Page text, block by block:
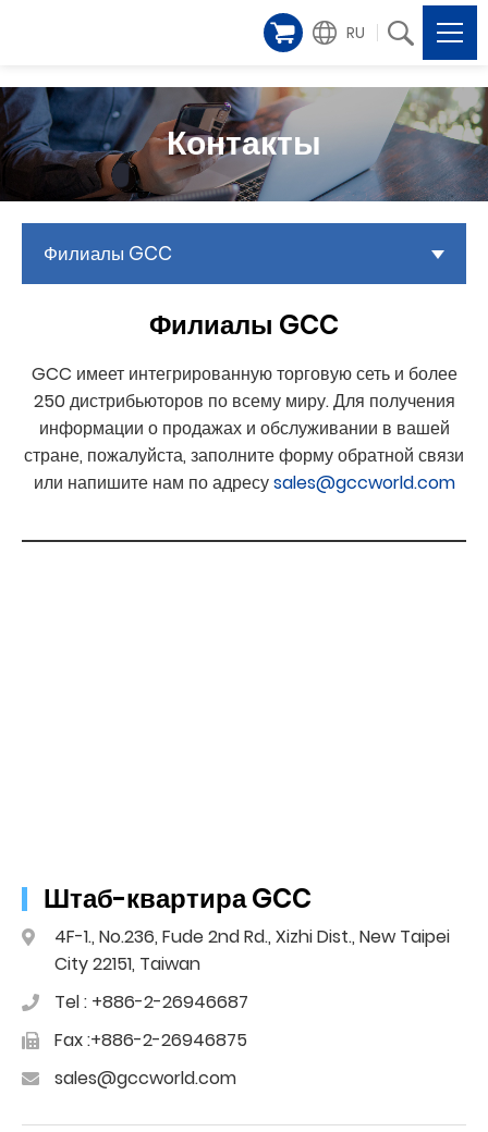
RU
Контакты
Филиалы GCC
Филиалы GCC
GCC имеет интегрированную торговую сеть и более
250 дистрибьюторов по всему миру. Для получения
информации о продажах и обслуживании в вашей
стране, пожалуйста, заполните форму обратной связи
или напишите нам по адресуsales@gccworld.com
Штаб-квартира GCC
4F-1., No.236, Fude 2nd Rd., Xizhi Dist., New Taipei
City 22151, Taiwan
Tel : +886-2-26946687
Fax :+886-2-26946875
sales@gccworld.com